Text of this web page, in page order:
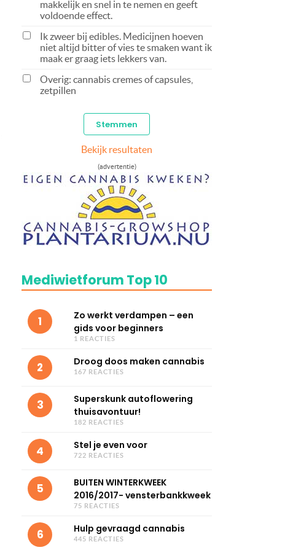
makkelijk en snel in te nemen en geeft
voldoende effect.
Ik zweer bij edibles. Medicijnen hoeven
niet altijd bitter of vies te smaken want ik
maak er graag iets lekkers van.
Overig: cannabis cremes of capsules,
zetpillen
Bekijk resultaten
(advertentie)
Mediwietforum Top 10
1
Zo werkt verdampen – een
gids voor beginners
1 REACTIES
2 Droog doos maken cannabis
167 REACTIES
3
Superskunk autoflowering
thuisavontuur!
182 REACTIES
4 Stel je even voor
722 REACTIES
5
BUITEN WINTERKWEEK
2016/2017- vensterbankkweek
75 REACTIES
6 Hulp gevraagd cannabis
445 REACTIES